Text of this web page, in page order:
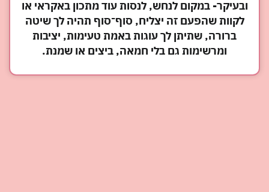
ובעיקר- במקום לנחש, לנסות עוד מתכון באקראי או
לקוות שהפעם זה יצליח, סוף־סוף תהיה לך שיטה
ברורה, שתיתן לך עוגות באמת טעימות, יציבות
ומרשימות גם בלי חמאה, ביצים או שמנת.